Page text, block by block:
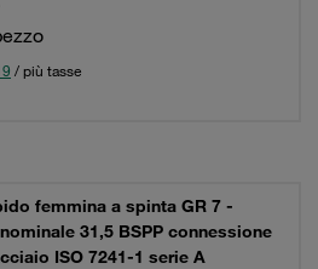
/ più tasse
femmina a spinta GR 7 -
31,5 BSPP connessione
ISO 7241-1 serie A